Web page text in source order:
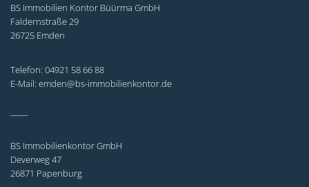
BS Immobilien Kontor Büürma GmbH
Faldernstraße 29
26725 Emden
Telefon: 04921 58 66 88
E-Mail: emden@bs-immobilienkontor.de
BS Immobilienkontor GmbH
Deverweg 47
26871 Papenburg